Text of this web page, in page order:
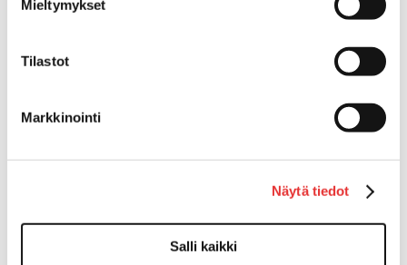
Mieltymykset
Tilastot
Markkinointi
Näytä tiedot
Salli kaikki
Vetourat
Kansiruuvikkeet